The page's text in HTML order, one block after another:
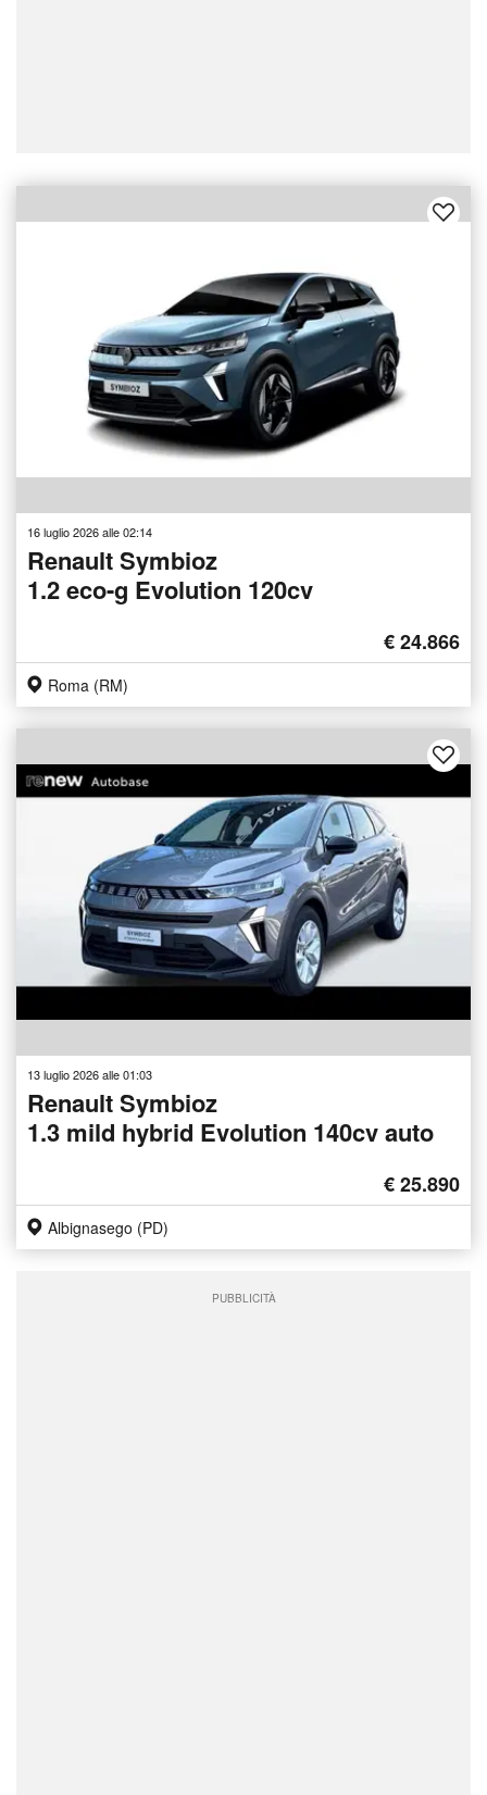
16 luglio 2026 alle 02:14
Renault Symbioz
1.2 eco-g Evolution 120cv
€ 24.866
Roma (RM)
13 luglio 2026 alle 01:03
Renault Symbioz
1.3 mild hybrid Evolution 140cv auto
€ 25.890
Albignasego (PD)
PUBBLICITÀ